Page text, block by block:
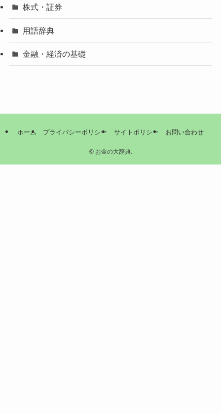
株式・証券
用語辞典
金融・経済の基礎
ホーム プライバシーポリシー サイトポリシー お問い合わせ
©お金の大辞典.